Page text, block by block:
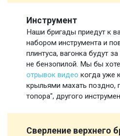
Инструмент
Наши бригады приедут к
набором инструмента и
плинтуса, вагонка будут
не бензопилой. Мы бы
отрывок видео когда уже
крыльями махать поздно,
топора", другого
Сверление верхнего